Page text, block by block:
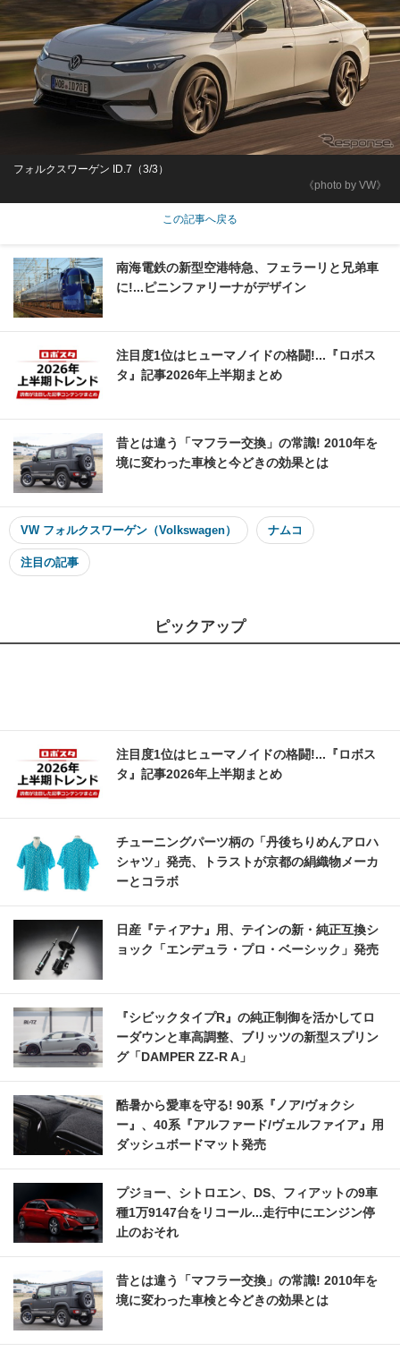
《photo by VW》
フォルクスワーゲン ID.7（3/3）
この記事へ戻る
南海電鉄の新型空港特急、フェラーリと兄弟車
に!...ピニンファリーナがデザイン
注目度1位はヒューマノイドの格闘!...『ロボス
タ』記事2026年上半期まとめ
昔とは違う「マフラー交換」の常識! 2010年を
境に変わった車検と今どきの効果とは
VW フォルクスワーゲン（Volkswagen） ナムコ
注目の記事
ピックアップ
注目度1位はヒューマノイドの格闘!...『ロボス
タ』記事2026年上半期まとめ
チューニングパーツ柄の「丹後ちりめんアロハ
シャツ」発売、トラストが京都の絹織物メーカ
ーとコラボ
日産『ティアナ』用、テインの新・純正互換シ
ョック「エンデュラ・プロ・ベーシック」発売
『シビックタイプR』の純正制御を活かしてロ
ーダウンと車高調整、ブリッツの新型スプリン
グ「DAMPER ZZ-R A」
酷暑から愛車を守る! 90系『ノア/ヴォクシ
ー』、40系『アルファード/ヴェルファイア』用
ダッシュボードマット発売
プジョー、シトロエン、DS、フィアットの9車
種1万9147台をリコール...走行中にエンジン停
止のおそれ
昔とは違う「マフラー交換」の常識! 2010年を
境に変わった車検と今どきの効果とは